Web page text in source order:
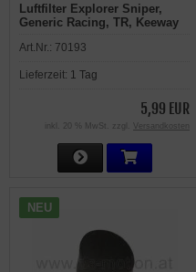
Luftfilter Explorer Sniper,
Generic Racing, TR, Keeway
MRS, MRX, Thorn
Art.Nr.: 70193
Lieferzeit: 1 Tag
5,99 EUR
inkl. 20 % MwSt. zzgl. Versandkosten
NEU